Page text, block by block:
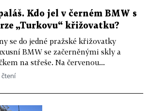
Kdo jel v černém BMW s
„Turkovu“ křižovatku?
se do jedné pražské křižovatky
BMW se začerněnými skly a
na střeše. Na červenou...
čtení